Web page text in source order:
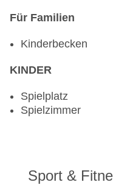
Für Familien
Kinderbecken
KINDER
Spielplatz
Spielzimmer
Sport &